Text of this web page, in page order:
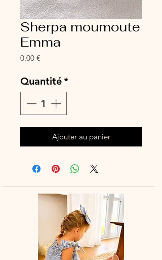
Sherpa moumoute
Emma
0,00 €Prix
Quantité*
Ajouter au panier